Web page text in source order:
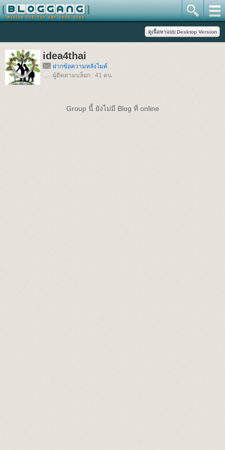
idea4thai
ฝากข้อความหลังไมค์
ผู้ติดตามบล็อก : 41 คน
Group นี้ ยังไม่มี Blog ที่ online